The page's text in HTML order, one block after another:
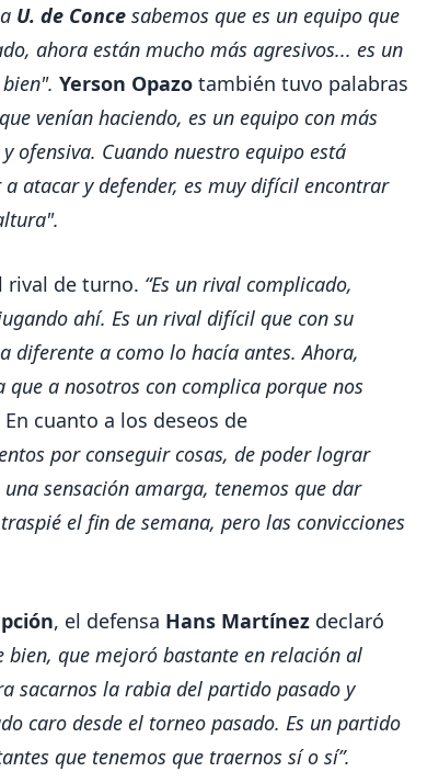
U. de Conce sabemos que es un equipo que
ahora están mucho más agresivos... es un
Yerson Opazo también tuvo palabras
venían haciendo, es un equipo con más
ofensiva. Cuando nuestro equipo está
atacar y defender, es muy difícil encontrar
rival de turno. “Es un rival complicado,
ahí. Es un rival difícil que con su
diferente a como lo hacía antes. Ahora,
a nosotros con complica porque nos
En cuanto a los deseos de
por conseguir cosas, de poder lograr
sensación amarga, tenemos que dar
el fin de semana, pero las convicciones
, el defensa Hans Martínez declaró
bien, que mejoró bastante en relación al
sacarnos la rabia del partido pasado y
caro desde el torneo pasado. Es un partido
que tenemos que traernos sí o sí”.